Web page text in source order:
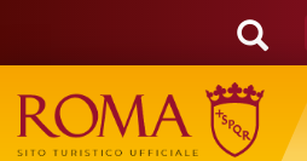
main
content
Search
form
Recherche